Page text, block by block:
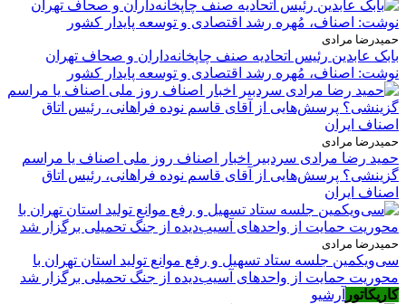
حمیدرضا مرادی
بابک عابدین رئیس اتحادیه صنف چاپخانه‌داران و صحاف تهران
نوشت: اصناف، مُهره رشد اقتصادی و توسعه پایدار کشور
حمیدرضا مرادی
حمید رضا مرادی سردبیر اخبار اصناف روز ملی اصناف یا مراسم
گزینشی؟ پرسش‌هایی از آقای قاسم نوده فراهانی، رئیس اتاق
اصناف ایران
حمیدرضا مرادی
سی‌ویکمین جلسه ستاد تسهیل و رفع موانع تولید استان تهران با
محوریت حمایت از واحدهای آسیب‌دیده از جنگ تحمیلی برگزار شد
کاریکاتور آرشیو